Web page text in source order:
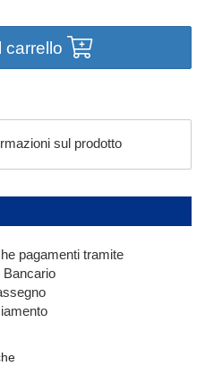
carrello
sul prodotto
pagamenti tramite
Bancario